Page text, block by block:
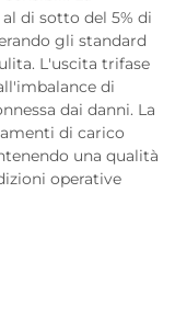
di sotto del 5% di
gli standard
L'uscita trifase
di
dai danni. La
di carico
una qualità
operative